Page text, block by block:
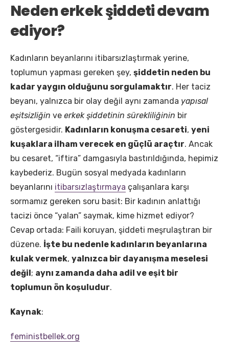
Neden erkek şiddeti devam
ediyor?
Kadınların beyanlarını itibarsızlaştırmak yerine,
toplumun yapması gereken şey, şiddetin neden bu
kadar yaygın olduğunu sorgulamaktır. Her taciz
beyanı, yalnızca bir olay değil aynı zamanda yapısal
eşitsizliğin ve erkek şiddetinin sürekliliğinin bir
göstergesidir. Kadınların konuşma cesareti, yeni
kuşaklara ilham verecek en güçlü araçtır. Ancak
bu cesaret, “iftira” damgasıyla bastırıldığında, hepimiz
kaybederiz. Bugün sosyal medyada kadınların
beyanlarını itibarsızlaştırmaya çalışanlara karşı
sormamız gereken soru basit: Bir kadının anlattığı
tacizi önce “yalan” saymak, kime hizmet ediyor?
Cevap ortada: Faili koruyan, şiddeti meşrulaştıran bir
düzene. İşte bu nedenle kadınların beyanlarına
kulak vermek, yalnızca bir dayanışma meselesi
değil; aynı zamanda daha adil ve eşit bir
toplumun ön koşuludur.
Kaynak:
feministbellek.org